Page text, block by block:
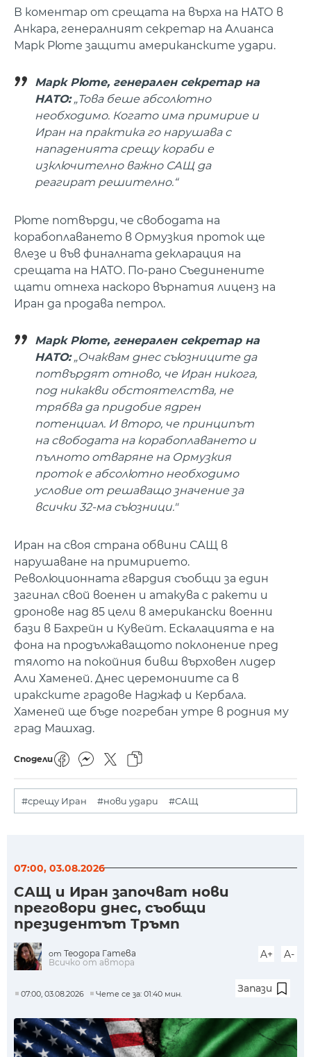
В коментар от срещата на върха на НАТО в
Анкара, генералният секретар на Алианса
Марк Рюте защити американските удари.
Марк Рюте, генерален секретар на
НАТО:„Това беше абсолютно
необходимо. Когато има примирие и
Иран на практика го нарушава с
нападенията срещу кораби е
изключително важно САЩ да
реагират решително.“
Рюте потвърди, че свободата на
корабоплаването в Ормузкия проток ще
влезе и във финалната декларация на
срещата на НАТО. По-рано Съединените
щати отнеха наскоро върнатия лиценз на
Иран да продава петрол.
Марк Рюте, генерален секретар на
НАТО:„Очаквам днес съюзниците да
потвърдят отново, че Иран никога,
под никакви обстоятелства, не
трябва да придобие ядрен
потенциал. И второ, че принципът
на свободата на корабоплаването и
пълното отваряне на Ормузкия
проток е абсолютно необходимо
условие от решаващо значение за
всички 32-ма съюзници."
Иран на своя страна обвини САЩ в
нарушаване на примирието.
Революционната гвардия съобщи за един
загинал свой военен и атакува с ракети и
дронове над 85 цели в американски военни
бази в Бахрейн и Кувейт. Ескалацията е на
фона на продължаващото поклонение пред
тялото на покойния бивш върховен лидер
Али Хаменей. Днес церемониите са в
иракските градове Наджаф и Кербала.
Хаменей ще бъде погребан утре в родния му
град Машхад.
Сподели
#срещу Иран #нови удари #САЩ
07:00, 03.08.2026
САЩ и Иран започват нови
преговори днес, съобщи
президентът Тръмп
от Теодора Гатева
Всичко от автора
A+ A-
07:00, 03.08.2026 Чете се за: 01:40 мин. Запази